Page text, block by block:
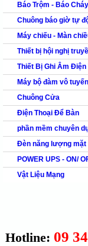
Báo Trộm - Báo Cháy
Chuông báo giờ tự
Máy chiếu - Màn
Thiết bị hội nghị
Thiết Bị Ghi Âm Điện
Máy bộ đàm vô tuyến
Chuông Cửa
Điện Thoại Để Bàn
phần mềm chuyên
Đèn năng lượng
POWER UPS - ON/
Vật Liệu Mạng
Hotline: 09